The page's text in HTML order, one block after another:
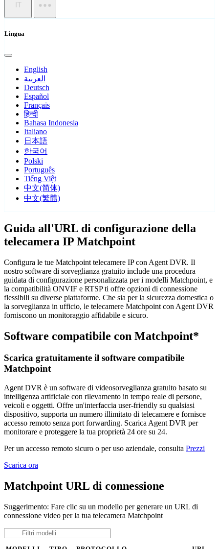
IT
Lingua
English
العربية
Deutsch
Español
Français
हिन्दी
Bahasa Indonesia
Italiano
日本語
한국어
Polski
Português
Tiếng Việt
中文(简体)
中文(繁體)
Guida all'URL di configurazione della
telecamera IP Matchpoint
Configura le tue Matchpoint telecamere IP con Agent DVR. Il
nostro software di sorveglianza gratuito include una procedura
guidata di configurazione personalizzata per i modelli Matchpoint, e
la compatibilità ONVIF e RTSP ti offre opzioni di connessione
flessibili su diverse piattaforme. Che sia per la sicurezza domestica o
la sorveglianza in ufficio, le telecamere Matchpoint con Agent DVR
forniscono un monitoraggio affidabile e sicuro.
Software compatibile con Matchpoint*
Scarica gratuitamente il software compatibile
Matchpoint
Agent DVR è un software di videosorveglianza gratuito basato su
intelligenza artificiale con rilevamento in tempo reale di persone,
veicoli e oggetti. Offre un'interfaccia user-friendly su qualsiasi
dispositivo, supporta un numero illimitato di telecamere e fornisce
accesso remoto senza port forwarding. Scarica Agent DVR per
monitorare e proteggere la tua proprietà 24 ore su 24.
Per un accesso remoto sicuro o per uso aziendale, consulta Prezzi
Scarica ora
Matchpoint URL di connessione
Suggerimento: Fare clic su un modello per generare un URL di
connessione video per la tua telecamera Matchpoint